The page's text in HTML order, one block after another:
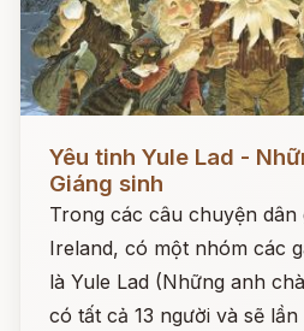
Yêu tinh Yule Lad -
Giáng sinh
Trong các câu chuyện dân
Ireland, có một nhóm các
là Yule Lad (Những anh
có tất cả 13 người và sẽ